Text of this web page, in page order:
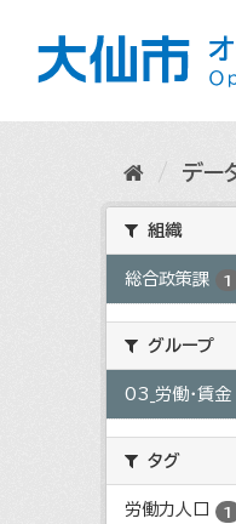
デー
組織
総合政策課 1
グループ
03_労働・賃金
タグ
労働力人口 1